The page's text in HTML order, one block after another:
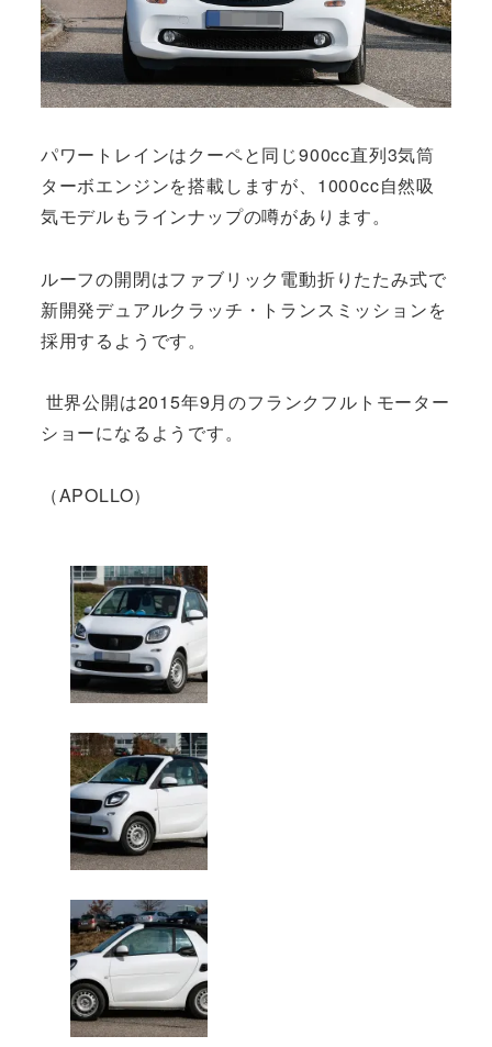
パワートレインはクーペと同じ900cc直列3気筒
ターボエンジンを搭載しますが、1000cc自然吸
気モデルもラインナップの噂があります。
ルーフの開閉はファブリック電動折りたたみ式で
新開発デュアルクラッチ・トランスミッションを
採用するようです。
世界公開は2015年9月のフランクフルトモーター
ショーになるようです。
（APOLLO）